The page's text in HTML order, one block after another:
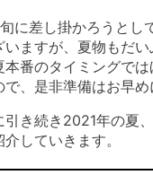
に差し掛かろうとし
ますが、夏物もだい
番のタイミングで
、是非準備はお早め
き続き2021年の夏
していきます。